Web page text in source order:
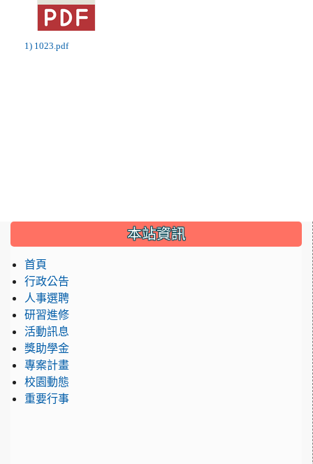
1) 1023.pdf
::: 本站資訊
首頁
行政公告
人事選聘
研習進修
活動訊息
獎助學金
專案計畫
校園動態
重要行事